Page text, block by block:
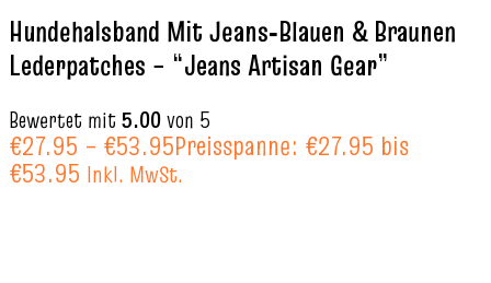
Hundehalsband Mit Jeans‑Blauen & Braunen
Lederpatches – “Jeans Artisan Gear”
Bewertet mit5.00von 5
€27.95 – €53.95Preisspanne: €27.95 bis
€53.95 Inkl. MwSt.